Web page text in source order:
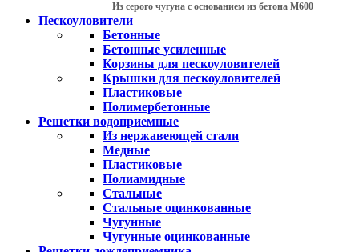
Из серого чугуна с основанием из бетона М600
Пескоуловители
Бетонные
Бетонные усиленные
Корзины для пескоуловителей
Крышки для пескоуловителей
Пластиковые
Полимербетонные
Решетки водоприемные
Из нержавеющей стали
Медные
Пластиковые
Полиамидные
Стальные
Стальные оцинкованные
Чугунные
Чугунные оцинкованные